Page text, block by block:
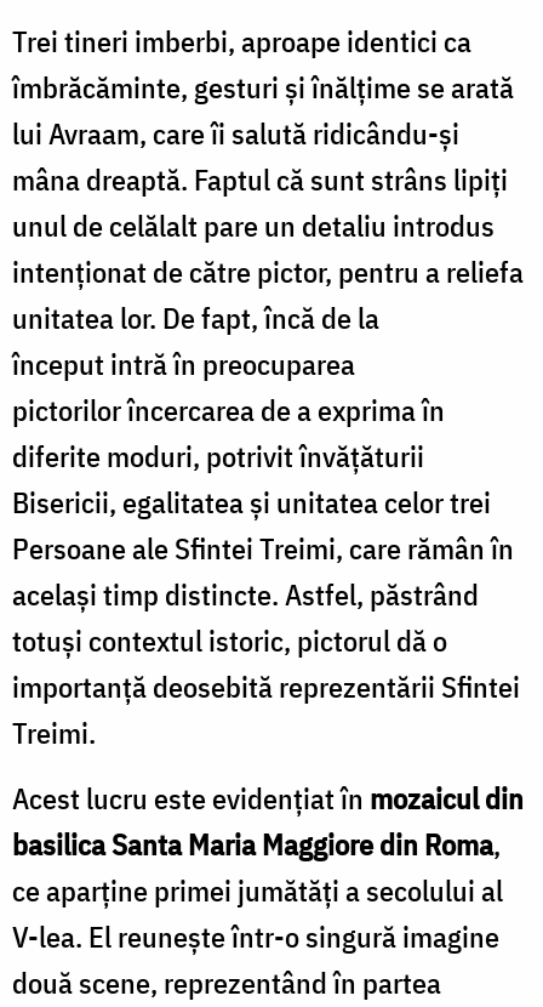
Trei tineri imberbi, aproape identici ca
îmbrăcăminte, gesturi și înălțime se arată
lui Avraam, care îi salută ridicându-și
mâna dreaptă. Faptul că sunt strâns lipiți
unul de celălalt pare un detaliu introdus
intenționat de către pictor, pentru a reliefa
unitatea lor. De fapt, încă de la
început intră în preocuparea
pictorilor încercarea de a exprima în
diferite moduri, potrivit învățăturii
Bisericii, egalitatea și unitatea celor trei
Persoane ale Sfintei Treimi, care rămân în
același timp distincte. Astfel, păstrând
totuși contextul istoric, pictorul dă o
importanță deosebită reprezentării Sfintei
Treimi.
Acest lucru este evidențiat în mozaicul din
basilica Santa Maria Maggiore din Roma,
ce aparține primei jumătăți a secolului al
V-lea. El reunește într-o singură imagine
două scene, reprezentând în partea